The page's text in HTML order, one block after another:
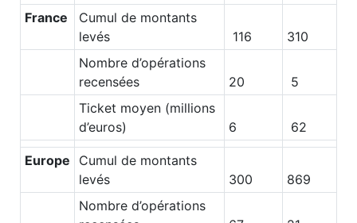
France
Cumul de montants
levés
116
310
Nombre d’opérations
recensées
20
5
Ticket moyen (millions
d’euros)
6 62
Europe
Cumul de montants
levés
300
869
Nombre d’opérations